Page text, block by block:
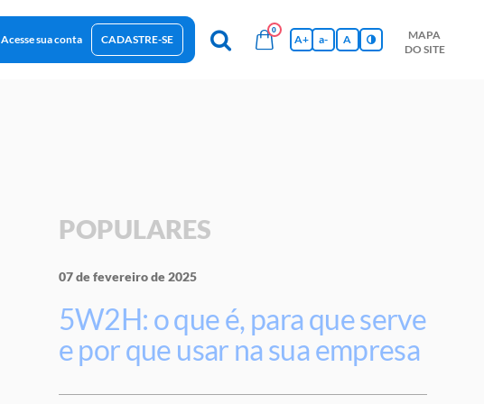
Acesse sua conta CADASTRE-SE
0
A+ a- A
MAPA
DO SITE
POPULARES
07 de fevereiro de 2025
5W2H: o que é, para que serve
e por que usar na sua empresa